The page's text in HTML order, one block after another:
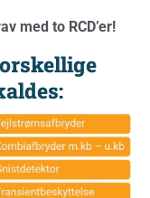
med to RCD’er!